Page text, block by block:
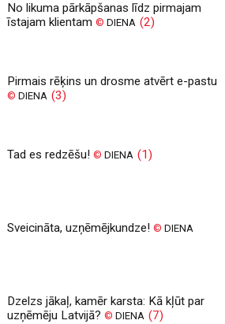
No likuma pārkāpšanas līdz pirmajam
īstajam klientam© DIENA (2)
Pirmais rēķins un drosme atvērt e-pastu
© DIENA (3)
Tad es redzēšu!© DIENA (1)
Sveicināta, uzņēmējkundze!© DIENA
Dzelzs jākaļ, kamēr karsta: Kā kļūt par
uzņēmēju Latvijā?© DIENA (7)